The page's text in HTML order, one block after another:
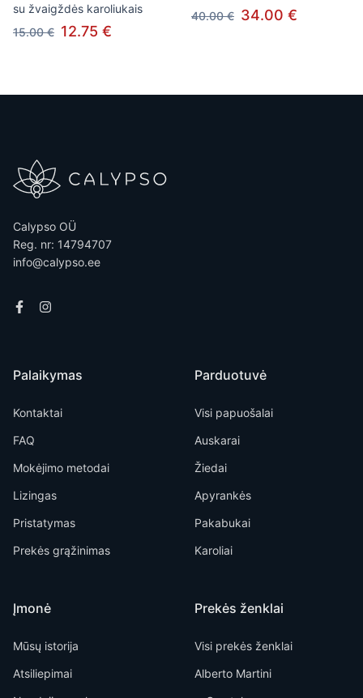
su žvaigždės karoliukais
15.00 € 12.75 €
40.00 € 34.00 €
Calypso OÜ
Reg. nr: 14794707
info@calypso.ee
Palaikymas
Kontaktai
FAQ
Mokėjimo metodai
Lizingas
Pristatymas
Prekės grąžinimas
Įmonė
Mūsų istorija
Atsiliepimai
Parduotuvė
Visi papuošalai
Auskarai
Žiedai
Apyrankės
Pakabukai
Karoliai
Prekės ženklai
Visi prekės ženklai
Alberto Martini